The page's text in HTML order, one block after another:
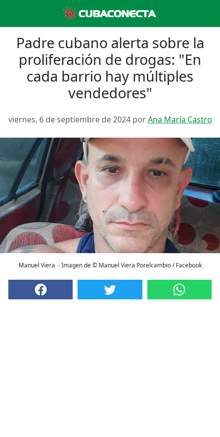
Padre cubano alerta sobre la
proliferación de drogas: "En
cada barrio hay múltiples
vendedores"
viernes, 6 de septiembre de 2024 porAna María Castro
Manuel Viera - Imagen de © Manuel Viera Porelcambio / Facebook